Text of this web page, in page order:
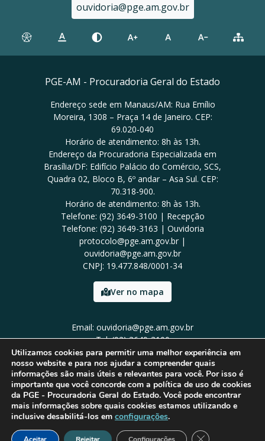
ouvidoria@pge.am.gov.br
PGE-AM - Procuradoria Geral do Estado
Endereço sede em Manaus/AM: Rua Emílio
Moreira, 1308 – Praça 14 de Janeiro. CEP:
69.020-040
Horário de atendimento: 8h às 13h.
Endereço da Procuradoria Especializada em
Brasília/DF: Edifício Palácio do Comércio, SCS,
Quadra 02, Bloco B, 6º andar – Asa Sul. CEP:
70.318-900.
Horário de atendimento: 8h às 13h.
Telefone: (92) 3649-3100 | Recepção
Telefone: (92) 3649-3163 | Ouvidoria
protocolo@pge.am.gov.br |
ouvidoria@pge.am.gov.br
CNPJ: 19.477.848/0001-34
Ver no mapa
Email: ouvidoria@pge.am.gov.br
Tel: (92) 3649-3100
Utilizamos cookies para permitir uma melhor experiência em
nosso website e para nos ajudar a compreender quais
informações são mais úteis e relevantes para você. Por isso é
importante que você concorde com a política de uso de cookies
da PGE - Procuradoria Geral do Estado. Você pode encontrar
mais informações sobre quais cookies estamos utilizando e
inclusive desabilitá-los em configurações.
Close GDPR